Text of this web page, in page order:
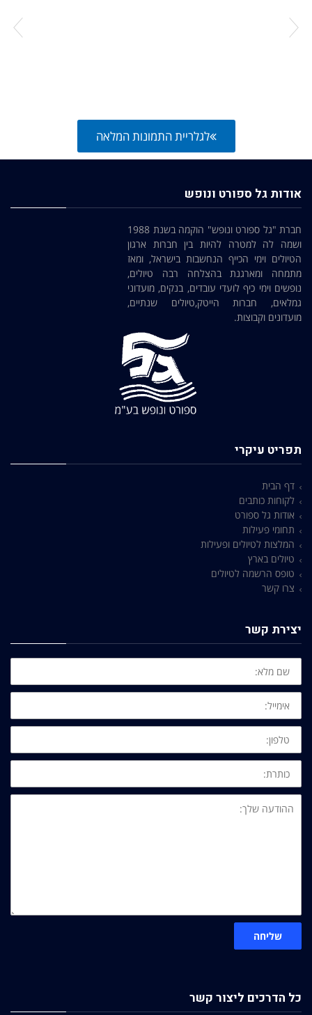
לגלריית התמונות המלאה
אודות גל ספורט ונופש
חברת "גל ספורט ונופש" הוקמה בשנת 1988
ושמה לה למטרה להיות בין חברות ארגון
הטיולים וימי הכייף הנחשבות בישראל, ומאז
מתמחה ומארגנת בהצלחה רבה טיולים,
נופשים וימי כיף לועדי עובדים, בנקים, מועדוני
גמלאים, חברות הייטק,טיולים שנתיים,
מועדונים וקבוצות.
תפריט עיקרי
דף הבית
לקוחות כותבים
אודות גל ספורט
תחומי פעילות
המלצות לטיולים ופעילות
טיולים בארץ
טופס הרשמה לטיולים
צרו קשר
יצירת קשר
שם
מלא:
אימייל:
טלפון:
כותרת:
ההודעה
שלך:
שליחה
כל הדרכים ליצור קשר